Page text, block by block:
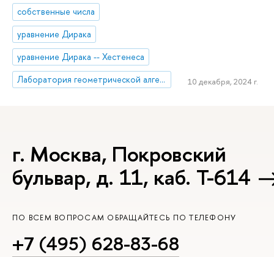
собственные числа
уравнение Дирака
уравнение Дирака -- Хестенеса
Лаборатория геометрической алгебры и приложений
10 декабря, 2024 г.
г. Москва, Покровский
бульвар, д. 11, каб. Т-614
ПО ВСЕМ ВОПРОСАМ ОБРАЩАЙТЕСЬ ПО ТЕЛЕФОНУ
+7 (495) 628-83-68